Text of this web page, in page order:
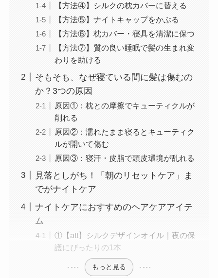
【方法④】シルクの枕カバーに替える
【方法⑤】ナイトキャップをかぶる
【方法⑥】枕カバー・寝具を清潔に保つ
【方法⑦】質の良い睡眠で髪の生まれ変
わりを助ける
そもそも、なぜ寝ている間に髪は傷むの
か？3つの原因
原因①：枕との摩擦でキューティクルが
削れる
原因②：濡れたまま寝るとキューティク
ルが開いて傷む
原因③：寝汗・皮脂で頭皮環境が乱れる
見落としがち！「朝のリセットケア」ま
でがナイトケア
ナイトケアにおすすめのヘアケアアイテ
ム
①【att】シルクデザインオイル｜夜の保
護にぴったりの1本
もっと見る